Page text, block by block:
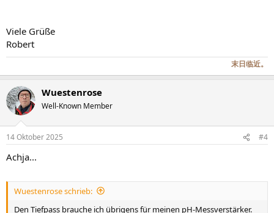
Viele Grüße
Robert
末日临近。
Wuestenrose
Well-Known Member
14 Oktober 2025 #4
Achja...
Wuestenrose schrieb:
Den Tiefpass brauche ich übrigens für meinen pH-Messverstärker.